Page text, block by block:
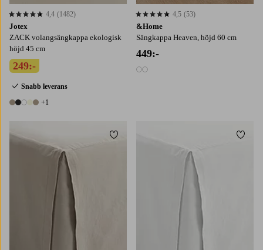
Jotex
ZACK volangsängkappa ekologisk
höjd 45 cm
249:-
Snabb leverans
6 färger
+1
4,4 baserat på 1482 st betyg
4,4 (1482)
&Home
Sängkappa Heaven, höjd 60 cm
449:-
2 färger
4,5 baserat på 53 st betyg
4,5 (53)
Lägg till i favoriter